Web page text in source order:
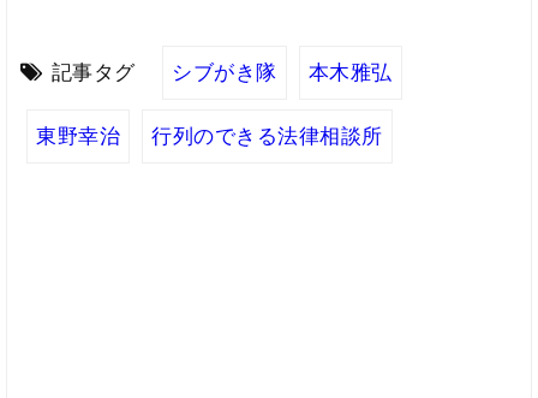
記事タグ シブがき隊 本木雅弘
東野幸治 行列のできる法律相談所